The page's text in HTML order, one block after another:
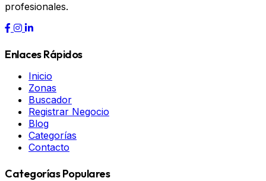
profesionales.
Enlaces Rápidos
Inicio
Zonas
Buscador
Registrar Negocio
Blog
Categorías
Contacto
Categorías Populares